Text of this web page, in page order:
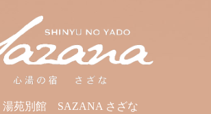
苑別館 SAZANA さざな